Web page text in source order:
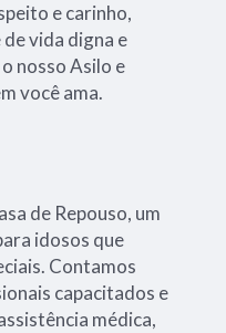
e carinho,
vida digna e
nosso Asilo e
você ama.
de Repouso, um
idosos que
Contamos
capacitados e
médica,